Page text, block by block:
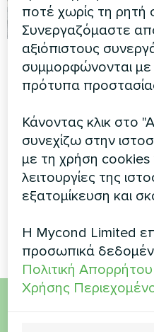
Εξοχική κατοικία
εξοπλισμένη με
αντλίες θερμότητας
Mycond Split σειράς
BeeHeat
Οι αντλίες θερμότητας
MyCond Split της σειράς
BeeHeat εξασφαλίζουν
αποτελεσματική θέρμανση
ποτέ χωρίς τη ρητή
Συνεργαζόμαστε
αξιόπιστους
συμμορφώνονται
πρότυπα
Κάνοντας κλικ στο
συνεχίζω στην
με τη χρήση cookies
λειτουργίες της
εξατομίκευση και
Η Mycond Limited
προσωπικά
Πολιτική Απορρήτου
Χρήσης